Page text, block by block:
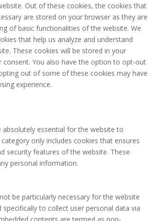
Out of these cookies, the cookies that
are stored on your browser as they are
of basic functionalities of the website. We
that help us analyze and understand
These cookies will be stored in your
consent. You also have the option to opt-out
out of some of these cookies may have
experience.
absolutely essential for the website to
only includes cookies that ensures
security features of the website. These
personal information.
be particularly necessary for the website
to collect user personal data via
contents are termed as non-